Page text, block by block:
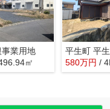
業用地
㎡
平生町 平
580万円 /